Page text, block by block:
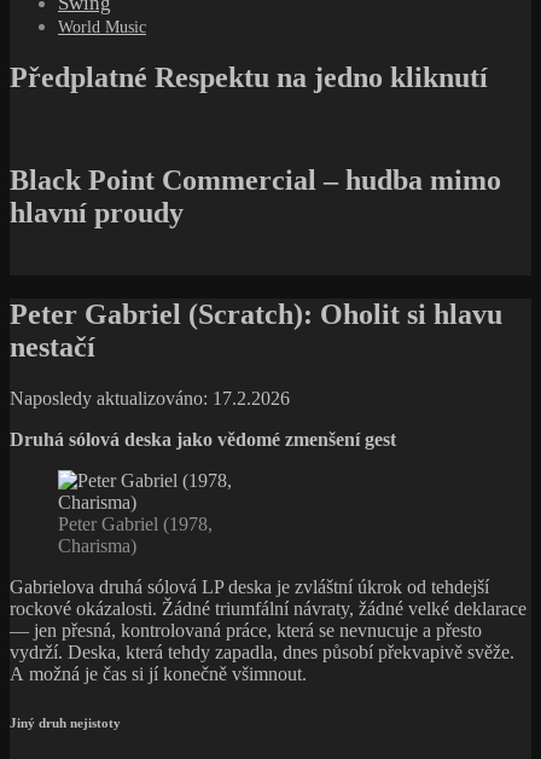
World Music
Předplatné Respektu na jedno kliknutí
Black Point Commercial – hudba mimo
hlavní proudy
Peter Gabriel (Scratch): Oholit si hlavu
nestačí
Naposledy aktualizováno: 17.2.2026
Druhá sólová deska jako vědomé zmenšení gest
Peter Gabriel (1978,
Charisma)
Gabrielova druhá sólová LP deska je zvláštní úkrok od tehdejší
rockové okázalosti. Žádné triumfální návraty, žádné velké deklarace
— jen přesná, kontrolovaná práce, která se nevnucuje a přesto
vydrží. Deska, která tehdy zapadla, dnes působí překvapivě svěže.
A možná je čas si jí konečně všimnout.
Jiný druh nejistoty